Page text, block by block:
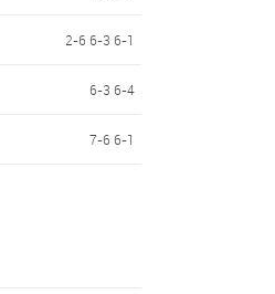
2-6 6-3 6-1
6-3 6-4
7-6 6-1